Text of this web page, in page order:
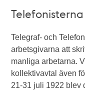
Telegraf- och
arbetsgivarna att
manliga arbetarna.
kollektivavtal även
21-31 juli 1922 blev